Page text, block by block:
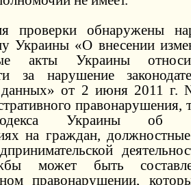
проверки обнаружены
Украины «О внесении
акты Украины
за нарушение
данных» от 2 июня 2011
правонарушения,
Украины об
на граждан,
может быть
правонарушении,